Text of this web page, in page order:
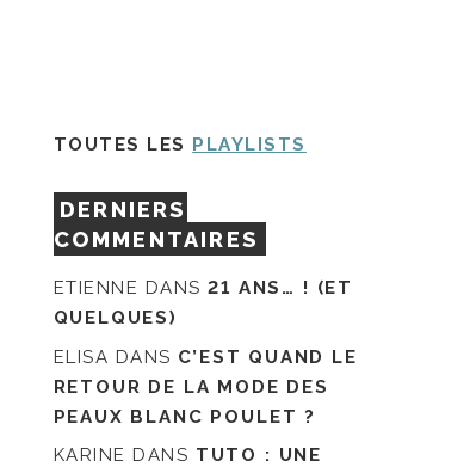
TOUTES LES PLAYLISTS
DERNIERS
COMMENTAIRES
ETIENNE DANS21 ANS… ! (ET
QUELQUES)
ELISA DANS C’EST QUAND LE
RETOUR DE LA MODE DES
PEAUX BLANC POULET ?
KARINE DANS TUTO : UNE